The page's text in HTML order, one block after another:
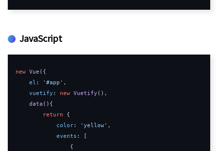
JavaScript
new Vue ({
el : '#app' ,
vuetify : new Vuetify (),
data ( ){
return
{
color: 'yellow' ,
events :
[
{